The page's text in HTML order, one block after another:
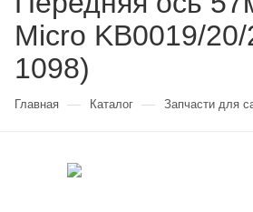
Micro KB0019/
1098)
Главная — Каталог — Запчасти для